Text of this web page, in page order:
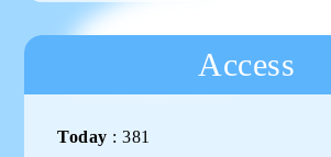
Access
Today :381